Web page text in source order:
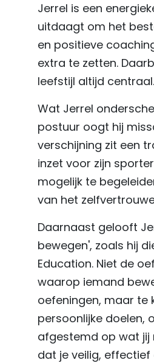
Jerrel is een
uitdaagt om het
en positieve
extra te zetten.
leefstijl altijd centraal.
Wat Jerrel
postuur oogt hij
verschijning zit een
inzet voor zijn
mogelijk te
van het
Daarnaast gelooft
bewegen', zoals hij
Education. Niet de
waarop iemand
oefeningen, maar te
persoonlijke doelen,
afgestemd op wat jij
dat je veilig,